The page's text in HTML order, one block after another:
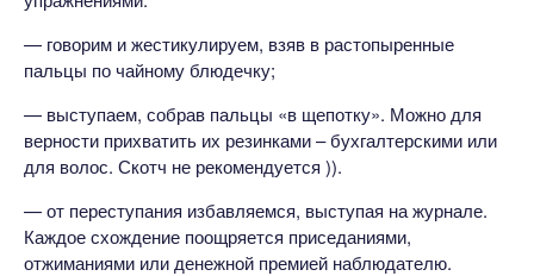
— говорим и жестикулируем, взяв в растопыренные
пальцы по чайному блюдечку;
— выступаем, собрав пальцы «в щепотку». Можно для
верности прихватить их резинками – бухгалтерскими или
для волос. Скотч не рекомендуется )).
— от переступания избавляемся, выступая на журнале.
Каждое схождение поощряется приседаниями,
отжиманиями или денежной премией наблюдателю.